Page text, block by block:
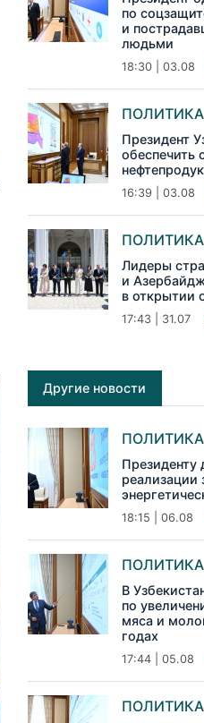
по
и
людьми
18:30 | 03.08
ПОЛИТИКА
Президент
обеспечить
16:39 | 03.08
ПОЛИТИКА
Лидеры
и
в открытии
17:43 | 31.07
Другие новости
ПОЛИТИКА
Президенту
реализации
18:15 | 06.08
ПОЛИТИКА
В
по
мяса и
годах
17:44 | 05.08
ПОЛИТИКА